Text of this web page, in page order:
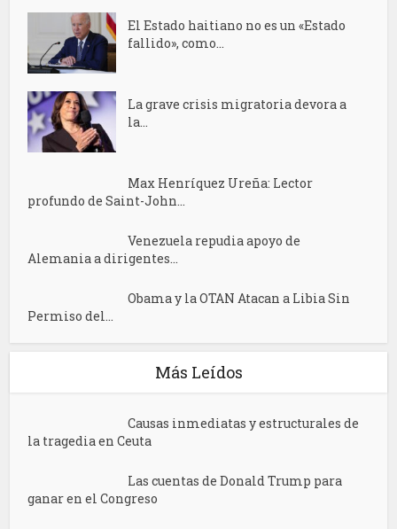
El Estado haitiano no es un «Estado
fallido», como...
La grave crisis migratoria devora a
la...
Max Henríquez Ureña: Lector
profundo de Saint-John...
Venezuela repudia apoyo de
Alemania a dirigentes...
Obama y la OTAN Atacan a Libia Sin
Permiso del...
Más Leídos
Causas inmediatas y estructurales de
la tragedia en Ceuta
Las cuentas de Donald Trump para
ganar en el Congreso